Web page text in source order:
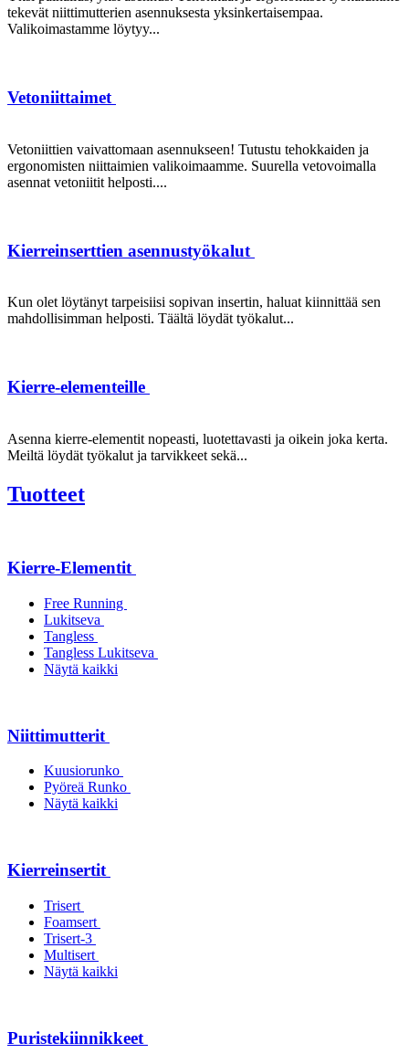
tekevät niittimutterien asennuksesta yksinkertaisempaa.
Valikoimastamme löytyy...
Vetoniittaimet
Vetoniittien vaivattomaan asennukseen! Tutustu tehokkaiden ja
ergonomisten niittaimien valikoimaamme. Suurella vetovoimalla
asennat vetoniitit helposti....
Kierreinserttien asennustyökalut
Kun olet löytänyt tarpeisiisi sopivan insertin, haluat kiinnittää sen
mahdollisimman helposti. Täältä löydät työkalut...
Kierre-elementeille
Asenna kierre-elementit nopeasti, luotettavasti ja oikein joka kerta.
Meiltä löydät työkalut ja tarvikkeet sekä...
Tuotteet
Kierre-Elementit
Free Running
Lukitseva
Tangless
Tangless Lukitseva
Näytä kaikki
Niittimutterit
Kuusiorunko
Pyöreä Runko
Näytä kaikki
Kierreinsertit
Trisert
Foamsert
Trisert-3
Multisert
Näytä kaikki
Puristekiinnikkeet